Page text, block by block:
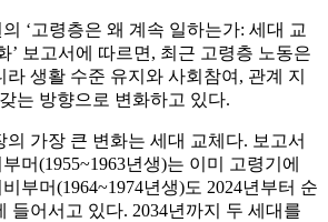
‘고령층은 왜 계속 일하는가: 세대 교
’ 보고서에 따르면, 최근 고령층 노동은
생활 수준 유지와 사회참여, 관계 지
는 방향으로 변화하고 있다.
가장 큰 변화는 세대 교체다. 보고서
머(1955~1963년생)는 이미 고령기에
부머(1964~1974년생)도 2024년부터 순
들어서고 있다. 2034년까지 두 세대를